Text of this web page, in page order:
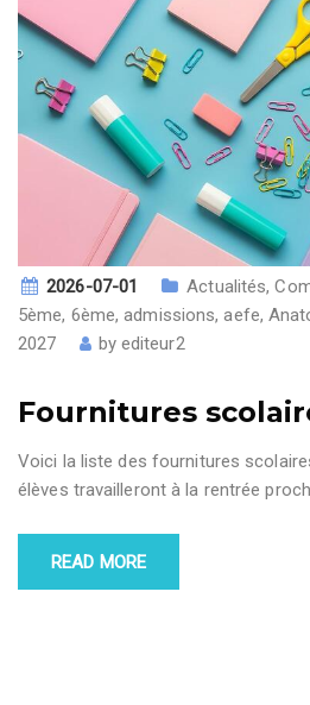
2026-07-01 Actualités,
5ème, 6ème,admissions,aefe,
2027
by editeur2
Fournitures
Voici la liste des fournitures
élèves travailleront à la rentrée
READ MORE